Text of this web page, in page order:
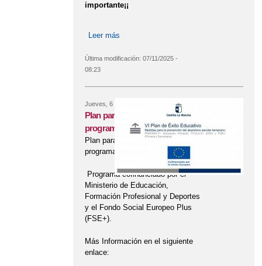
importante¡¡
Leer más
Última modificación: 07/11/2025 -
08:23
Jueves, 6 Noviembre, 2025
Plan para el Éxito Educativo:
programa Titula-S y PROA+.
Plan para el Éxito Educativo:
programa Titula-S y PROA+.
Programa cofinanciado por el
Ministerio de Educación,
Formación Profesional y Deportes
y el Fondo Social Europeo Plus
(FSE+).
Más Información en el siguiente
enlace: